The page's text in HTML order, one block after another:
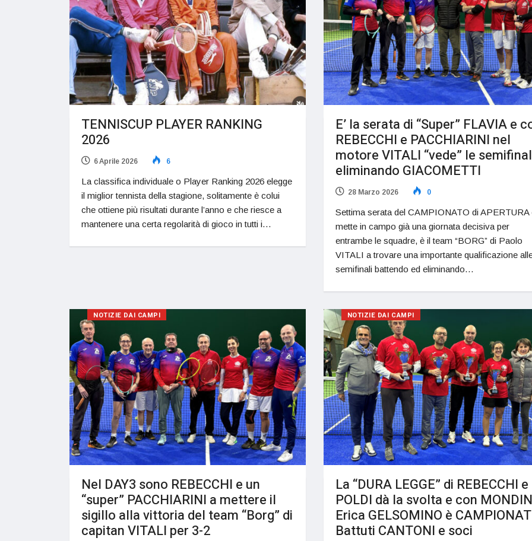
TENNISCUP PLAYER RANKING
2026
6 Aprile 2026 6
La classifica individuale o Player Ranking 2026 elegge
il miglior tennista della stagione, solitamente è colui
che ottiene più risultati durante l’anno e che riesce a
mantenere una certa regolarità di gioco in tutti i…
E’ la serata di “Super” FLAVIA e
REBECCHI e PACCHIARINI nel
motore VITALI “vede” le
eliminando GIACOMETTI
28 Marzo 2026 0
Settima serata del CAMPIONATO di APERTURA
mette in campo già una giornata decisiva per
entrambe le squadre, è il team “BORG” di Paolo
VITALI a trovare una importante qualificazione
semifinali battendo ed eliminando…
NOTIZIE DAI CAMPI
Nel DAY3 sono REBECCHI e un
“super” PACCHIARINI a mettere il
sigillo alla vittoria del team “Borg” di
capitan VITALI per 3-2
NOTIZIE DAI CAMPI
La “DURA LEGGE” di REBECCHI e
POLDI dà la svolta e con
Erica GELSOMINO è
Battuti CANTONI e soci